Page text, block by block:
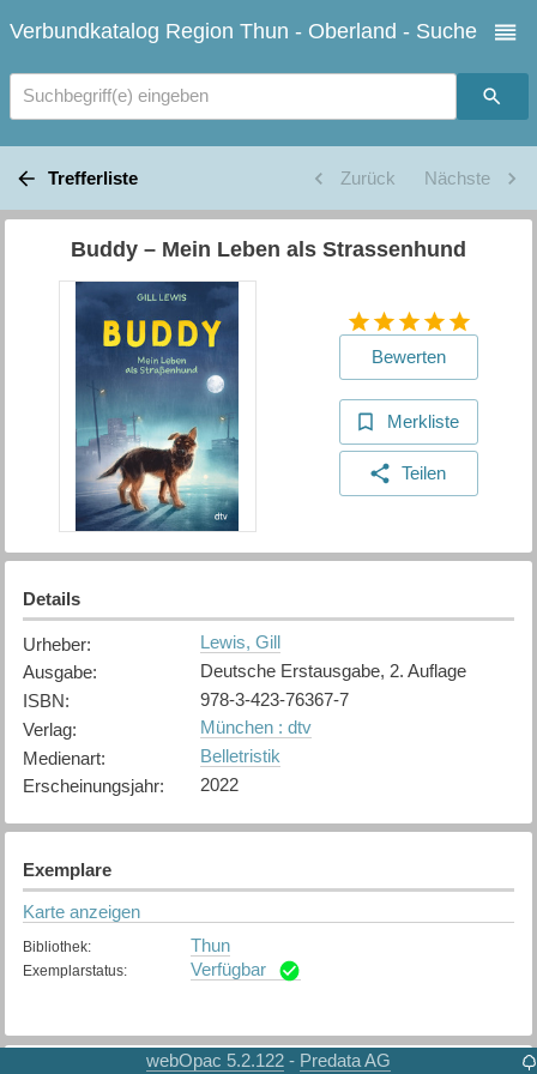
Verbundkatalog Region Thun - Oberland - Suche
Suchbegriff(e) eingeben
Trefferliste Zurück Nächste
Buddy – Mein Leben als Strassenhund
Bewerten
Merkliste
Teilen
Details
Urheber:
Lewis, Gill
Ausgabe:
Deutsche Erstausgabe, 2. Auflage
ISBN:
978-3-423-76367-7
Verlag:
München : dtv
Medienart:
Belletristik
Erscheinungsjahr: 2022
Exemplare
Karte anzeigen
Bibliothek: Thun
Exemplarstatus: Verfügbar
webOpac 5.2.122 - Predata AG